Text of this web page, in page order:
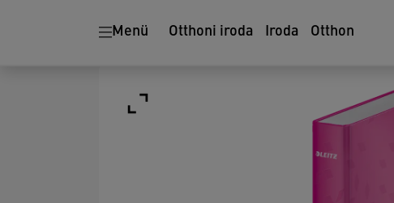
Menü Otthoni iroda Iroda Otthon